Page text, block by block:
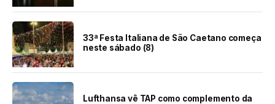
33ª Festa Italiana de São Caetano começa
neste sábado (8)
Lufthansa vê TAP como complemento da